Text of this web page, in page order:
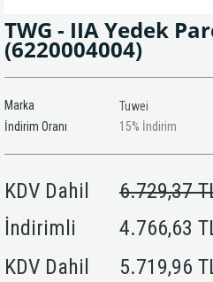
TWG - IIA Yedek
(6220004004)
Marka
Tuwei
İndirim Oranı
%
15 İndirim
KDV Dahil
6.729,37
İndirimli
4.766,63
KDV Dahil 5.719,96